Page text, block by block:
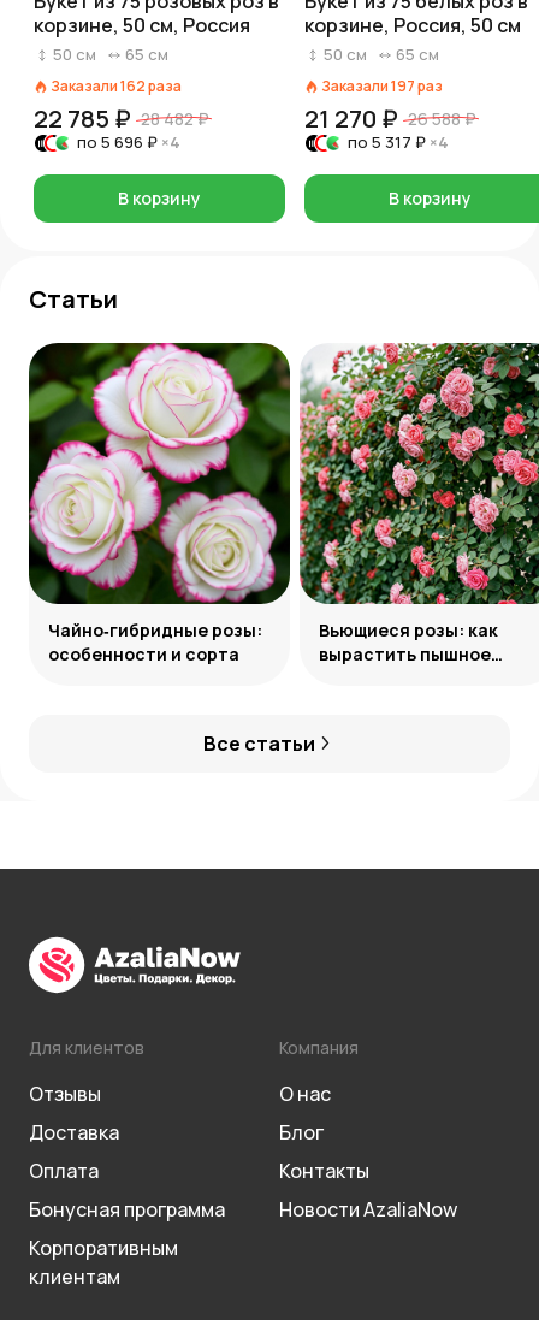
корзине, 50 см, Россия
50 см 65 см
Заказали162раза
22 785 ₽ 28 482 ₽
по 5 696 ₽ ×4
В корзину
корзине, Россия, 50 см
50 см 65 см
Заказали197раз
21 270 ₽ 26 588 ₽
по 5 317 ₽ ×4
В корзину
Статьи
Все статьи
Чайно‑гибридные розы:
особенности и сорта
Вьющиеся розы: как
вырастить пышное
Для клиентов
Отзывы
Доставка
Оплата
Бонусная программа
Корпоративным
клиентам
Компания
О нас
Блог
Контакты
Новости AzaliaNow